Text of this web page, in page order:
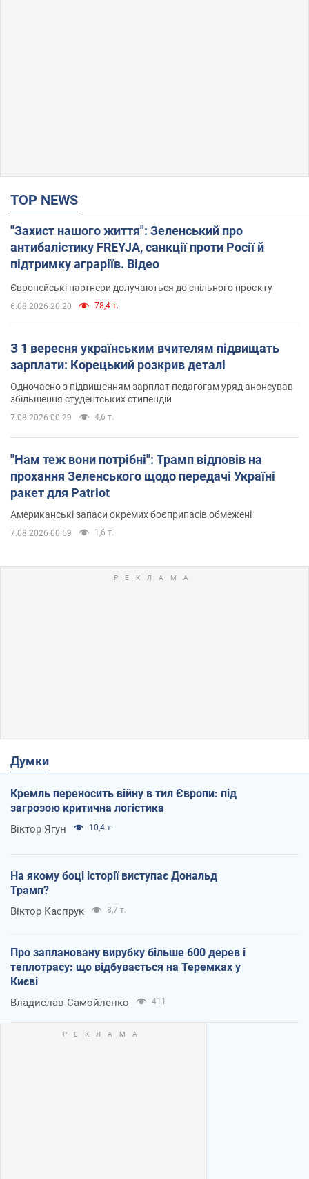
TOP NEWS
"Захист нашого життя": Зеленський про
антибалістику FREYJA, санкції проти Росії й
підтримку аграріїв. Відео
Європейські партнери долучаються до спільного проєкту
6.08.2026 20:20 78,4 т.
З 1 вересня українським вчителям підвищать
зарплати: Корецький розкрив деталі
Одночасно з підвищенням зарплат педагогам уряд анонсував
збільшення студентських стипендій
7.08.2026 00:29 4,6 т.
"Нам теж вони потрібні": Трамп відповів на
прохання Зеленського щодо передачі Україні
ракет для Patriot
Американські запаси окремих боєприпасів обмежені
7.08.2026 00:59 1,6 т.
Думки
Кремль переносить війну в тил Європи: під
загрозою критична логістика
Віктор Ягун 10,4 т.
На якому боці історії виступає Дональд
Трамп?
Віктор Каспрук 8,7 т.
Про заплановану вирубку більше 600 дерев і
теплотрасу: що відбувається на Теремках у
Києві
Владислав Самойленко 411